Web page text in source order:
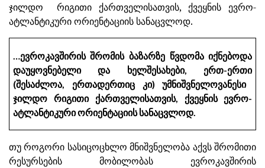
ჯილდო რიგითი ქართველისათვის, ქვეყნის ევრო-
ატლანტიკური ორიენტაციის სანაცვლოდ.
…ევროკავშირის შრომის ბაზარზე წვდომა იქნებოდა
დაუყოვნებელი
და ხელშესახები, ერთ-ერთი
(შესაძლოა, ერთადერთიც კი)უმნიშვნელოვანესი
ჯილდო რიგითი ქართველისათვის, ქვეყნის ევრო-
ატლანტიკურიორიენტაციისსანაცვლოდ.
თუ როგორი სასიცოცხლო მნიშვნელობა აქვს შრომითი
რესურსების მობილობას ევროკავშირის